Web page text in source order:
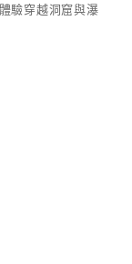
驗穿越洞窟與瀑